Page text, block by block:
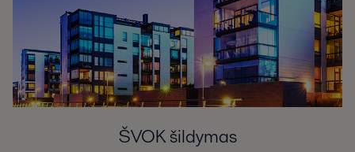
ŠVOK šildymas